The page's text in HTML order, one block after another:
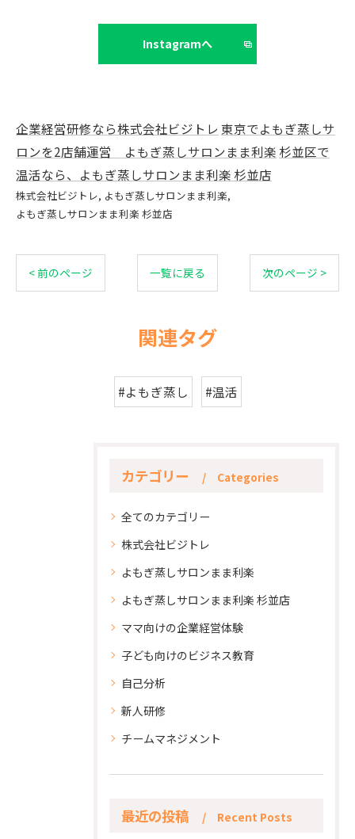
Instagramへ
企業経営研修なら株式会社ビジトレ 東京でよもぎ蒸しサ
ロンを2店舗運営 よもぎ蒸しサロンまま利楽 杉並区で
温活なら、よもぎ蒸しサロンまま利楽 杉並店
株式会社ビジトレ よもぎ蒸しサロンまま利楽
よもぎ蒸しサロンまま利楽 杉並店
< 前のページ 一覧に戻る 次のページ >
関連タグ
#よもぎ蒸し #温活
カテゴリー Categories
全てのカテゴリー
株式会社ビジトレ
よもぎ蒸しサロンまま利楽
よもぎ蒸しサロンまま利楽 杉並店
ママ向けの企業経営体験
子ども向けのビジネス教育
自己分析
新人研修
チームマネジメント
最近の投稿 Recent Posts